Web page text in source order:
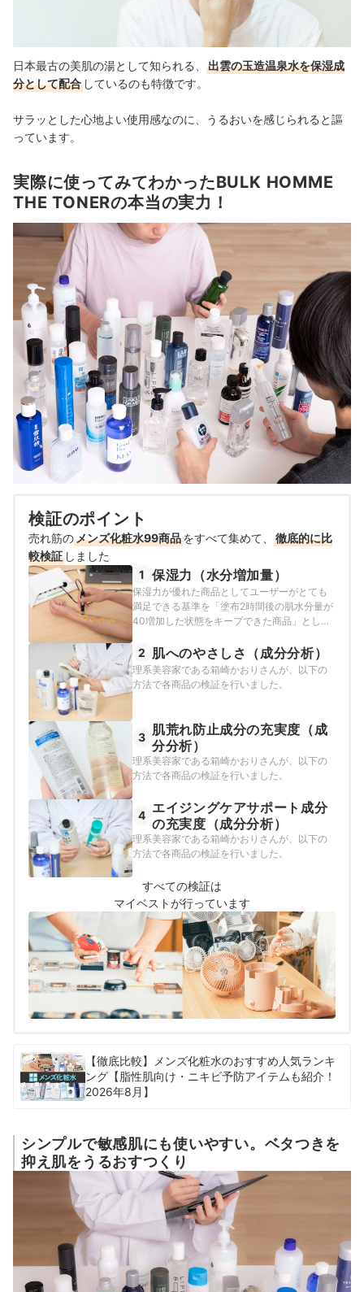
日本最古の美肌の湯として知られる、
出雲の玉造温泉水を保湿成
分として配合 しているのも特徴です。
サラッとした心地よい使用感なのに、うるおいを感じられると謳
っています。
実際に使ってみてわかったBULK HOMME
THE TONERの本当の実力！
検証のポイント
売れ筋のメンズ化粧水99商品をすべて集めて、
徹底的に比
較検証 しました
1 保湿力（水分増加量）
保湿力が優れた商品としてユーザーがとても
満足できる基準を「塗布2時間後の肌水分量が
40増加した状態をキープできた商品」とし、
2 肌へのやさしさ（成分分析）
理系美容家である箱崎かおりさんが、以下の
方法で各商品の検証を行いました。
3 肌荒れ防止成分の充実度（成
分分析）
理系美容家である箱崎かおりさんが、以下の
方法で各商品の検証を行いました。
4 エイジングケアサポート成分
の充実度（成分分析）
理系美容家である箱崎かおりさんが、以下の
方法で各商品の検証を行いました。
すべての検証は
マイベストが行っています
【徹底比較】メンズ化粧水のおすすめ人気ランキ
ング【脂性肌向け・ニキビ予防アイテムも紹介！
2026年8月】
シンプルで敏感肌にも使いやすい。ベタつきを
抑え肌をうるおすつくり